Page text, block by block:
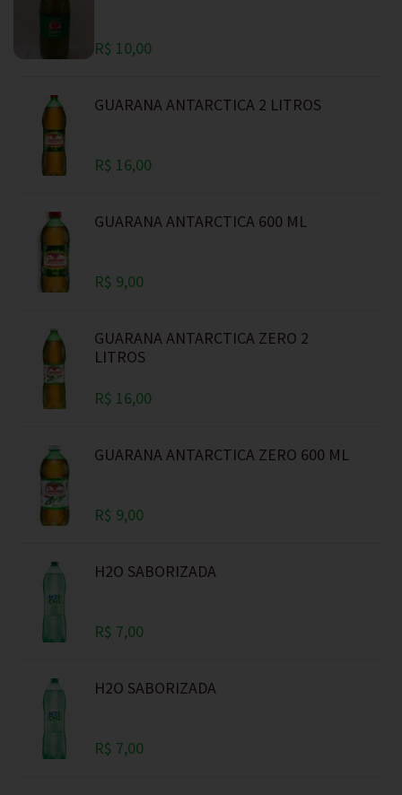
R$ 10,00
GUARANA ANTARCTICA 2 LITROS
R$ 16,00
GUARANA ANTARCTICA 600 ML
R$ 9,00
GUARANA ANTARCTICA ZERO 2
LITROS
R$ 16,00
GUARANA ANTARCTICA ZERO 600 ML
R$ 9,00
H2O SABORIZADA
R$ 7,00
H2O SABORIZADA
R$ 7,00